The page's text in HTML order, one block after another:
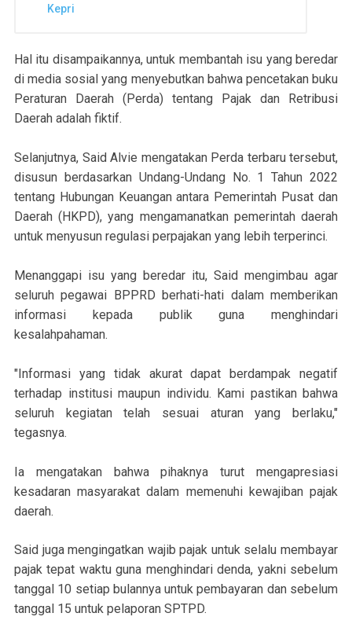
Kepri
Hal itu disampaikannya, untuk membantah isu yang beredar
di media sosial yang menyebutkan bahwa pencetakan buku
Peraturan Daerah (Perda) tentang Pajak dan Retribusi
Daerah adalah fiktif.
Selanjutnya, Said Alvie mengatakan Perda terbaru tersebut,
disusun berdasarkan Undang-Undang No. 1 Tahun 2022
tentang Hubungan Keuangan antara Pemerintah Pusat dan
Daerah (HKPD), yang mengamanatkan pemerintah daerah
untuk menyusun regulasi perpajakan yang lebih terperinci.
Menanggapi isu yang beredar itu, Said mengimbau agar
seluruh pegawai BPPRD berhati-hati dalam memberikan
informasi kepada publik guna menghindari
kesalahpahaman.
"Informasi yang tidak akurat dapat berdampak negatif
terhadap institusi maupun individu. Kami pastikan bahwa
seluruh kegiatan telah sesuai aturan yang berlaku,"
tegasnya.
Ia mengatakan bahwa pihaknya turut mengapresiasi
kesadaran masyarakat dalam memenuhi kewajiban pajak
daerah.
Said juga mengingatkan wajib pajak untuk selalu membayar
pajak tepat waktu guna menghindari denda, yakni sebelum
tanggal 10 setiap bulannya untuk pembayaran dan sebelum
tanggal 15 untuk pelaporan SPTPD.